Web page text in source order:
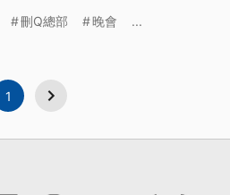
刪Q總部 晚會 ...
1